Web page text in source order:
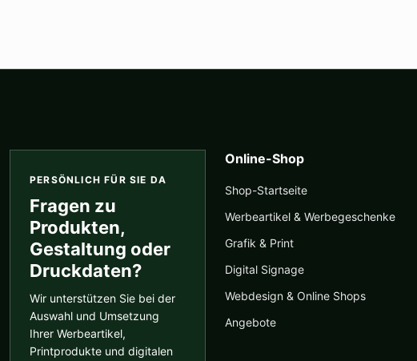
PERSÖNLICH FÜR SIE DA
Fragen zu
Produkten,
Gestaltung oder
Druckdaten?
Wir unterstützen Sie bei der
Auswahl und Umsetzung
Ihrer Werbeartikel,
Printprodukte und digitalen
Online-Shop
Shop-Startseite
Werbeartikel & Werbegeschenke
Grafik & Print
Digital Signage
Webdesign & Online Shops
Angebote